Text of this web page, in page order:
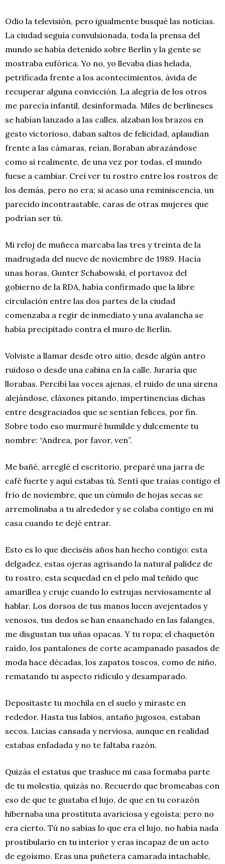
Odio la televisión, pero igualmente busqué las noticias.
La ciudad seguía convulsionada, toda la prensa del
mundo se había detenido sobre Berlín y la gente se
mostraba eufórica. Yo no, yo llevaba días helada,
petrificada frente a los acontecimientos, ávida de
recuperar alguna convicción. La alegría de los otros
me parecía infantil, desinformada. Miles de berlineses
se habían lanzado a las calles, alzaban los brazos en
gesto victorioso, daban saltos de felicidad, aplaudían
frente a las cámaras, reían, lloraban abrazándose
como si realmente, de una vez por todas, el mundo
fuese a cambiar. Creí ver tu rostro entre los rostros de
los demás, pero no era; si acaso una reminiscencia, un
parecido incontrastable, caras de otras mujeres que
podrían ser tú.
Mi reloj de muñeca marcaba las tres y treinta de la
madrugada del nueve de noviembre de 1989. Hacía
unas horas, Gunter Schabowski, el portavoz del
gobierno de la RDA, había confirmado que la libre
circulación entre las dos partes de la ciudad
comenzaba a regir de inmediato y una avalancha se
había precipitado contra el muro de Berlín.
Volviste a llamar desde otro sitio, desde algún antro
ruidoso o desde una cabina en la calle. Juraría que
llorabas. Percibí las voces ajenas, el ruido de una sirena
alejándose, cláxones pitando, impertinencias dichas
entre desgraciados que se sentían felices, por fin.
Sobre todo eso murmuré humilde y dulcemente tu
nombre: “Andrea, por favor, ven”.
Me bañé, arreglé el escritorio, preparé una jarra de
café fuerte y aquí estabas tú. Sentí que traías contigo el
frío de noviembre, que un cúmulo de hojas secas se
arremolinaba a tu alrededor y se colaba contigo en mi
casa cuando te dejé entrar.
Esto es lo que dieciséis años han hecho contigo: esta
delgadez, estas ojeras agrisando la natural palidez de
tu rostro, esta sequedad en el pelo mal teñido que
amarillea y cruje cuando lo estrujas nerviosamente al
hablar. Los dorsos de tus manos lucen avejentados y
venosos, tus dedos se han ensanchado en las falanges,
me disgustan tus uñas opacas. Y tu ropa; el chaquetón
raído, los pantalones de corte acampanado pasados de
moda hace décadas, los zapatos toscos, como de niño,
rematando tu aspecto ridículo y desamparado.
Depositaste tu mochila en el suelo y miraste en
rededor. Hasta tus labios, antaño jugosos, estaban
secos. Lucías cansada y nerviosa, aunque en realidad
estabas enfadada y no te faltaba razón.
Quizás el estatus que trasluce mi casa formaba parte
de tu molestia, quizás no. Recuerdo que bromeabas con
eso de que te gustaba el lujo, de que en tu corazón
hibernaba una prostituta avariciosa y egoísta; pero no
era cierto. Tú no sabías lo que era el lujo, no había nada
prostibulario en tu interior y eras incapaz de un acto
de egoísmo. Eras una puñetera camarada intachable,